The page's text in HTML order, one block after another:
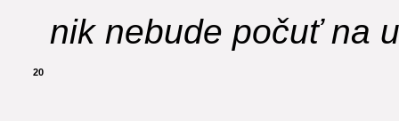
nik nebude počuť na
20